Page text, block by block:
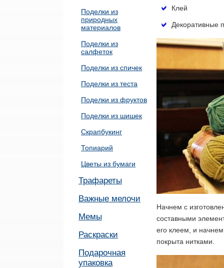
Поделки из
природных
материалов
Поделки из
салфеток
Поделки из спичек
Поделки из теста
Поделки из фруктов
Поделки из шишек
Скрапбукинг
Топиарий
Цветы из бумаги
Трафареты
Важные мелочи
Мемы
Раскраски
Подарочная
упаковка
Клей
Декоративные
Начнем с
составными
его клеем, и
покрыта нитками.